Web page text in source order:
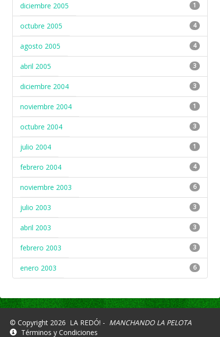
diciembre 2005 1
octubre 2005 4
agosto 2005 4
abril 2005 3
diciembre 2004 3
noviembre 2004 1
octubre 2004 3
julio 2004 1
febrero 2004 4
noviembre 2003 6
julio 2003 3
abril 2003 3
febrero 2003 3
enero 2003 6
© Copyright 2026 LA REDÓ! - MANCHANDO LA PELOTA
Términos y Condiciones